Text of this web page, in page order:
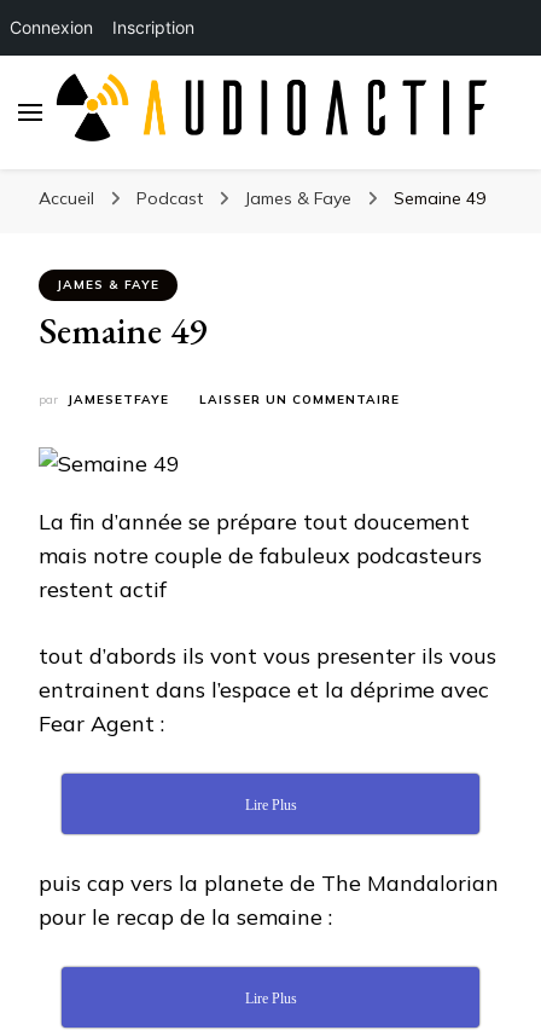
Connexion Inscription
Accueil Podcast James & Faye Semaine 49
JAMES & FAYE
Semaine 49
par JAMESETFAYE LAISSER UN COMMENTAIRE
La fin d’année se prépare tout doucement
mais notre couple de fabuleux podcasteurs
restent actif
tout d’abords ils vont vous presenter ils vous
entrainent dans l’espace et la déprime avec
Fear Agent :
Lire Plus
puis cap vers la planete de The Mandalorian
pour le recap de la semaine :
Lire Plus